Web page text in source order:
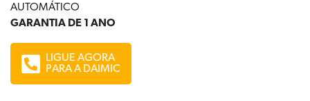
AUTOMÁTICO
GARANTIA DE 1 ANO
LIGUE AGORA
PARA A DAIMIC